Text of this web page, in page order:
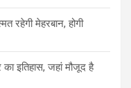
रहेगी मेहरबान, होगी
इतिहास, जहां मौजूद है